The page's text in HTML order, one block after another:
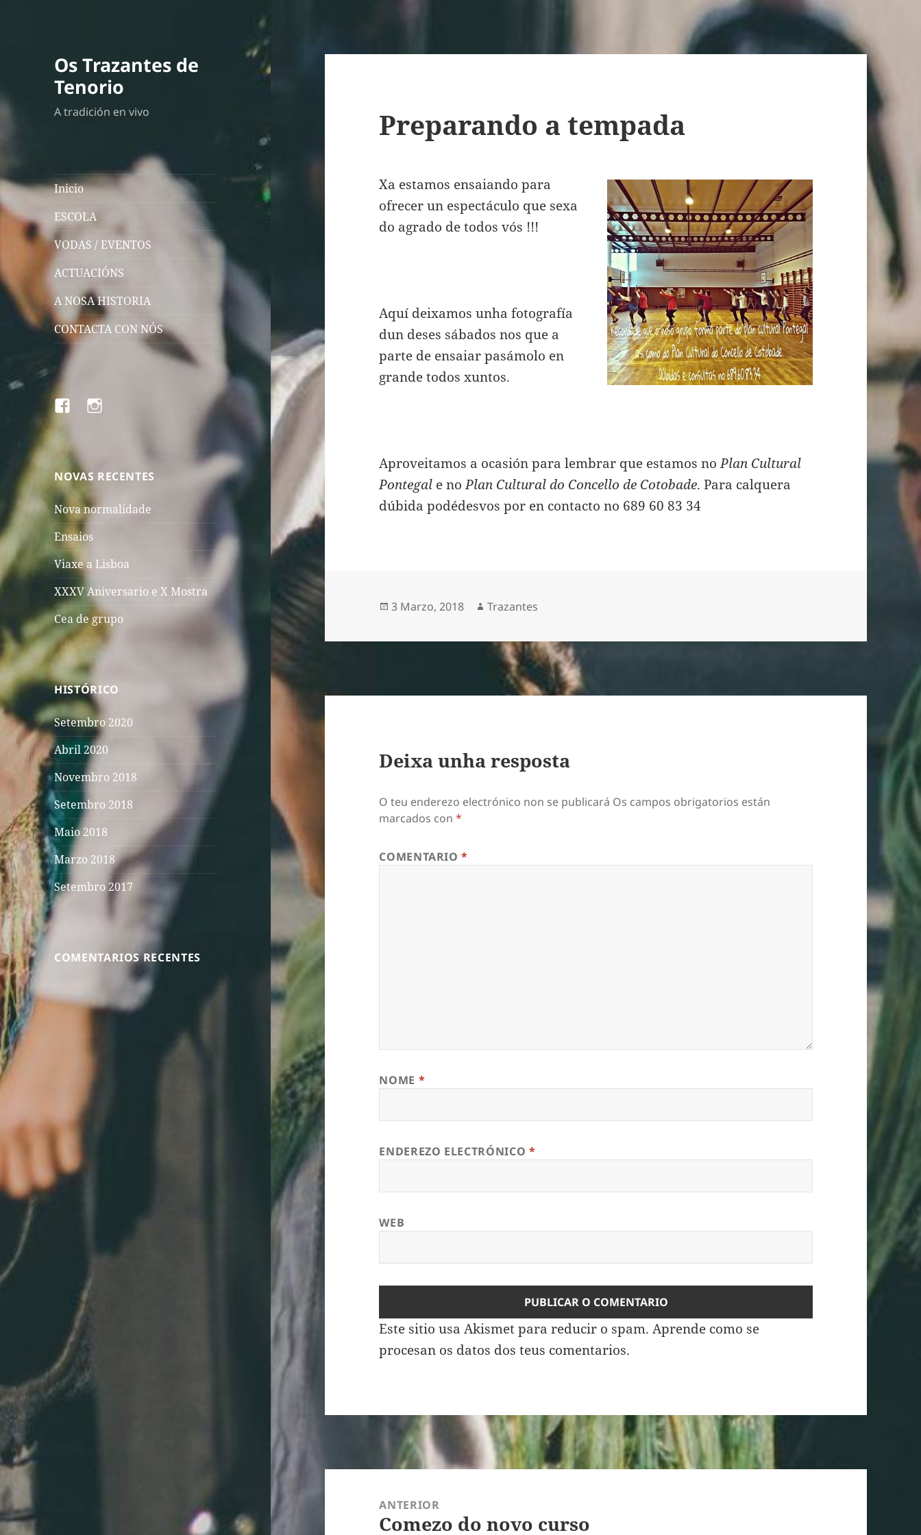
Os Trazantes de
Tenorio
A tradición en vivo
Inicio
ESCOLA
VODAS / EVENTOS
ACTUACIÓNS
A NOSA HISTORIA
CONTACTA CON NÓS
FacebookInstragram
NOVAS RECENTES
Nova normalidade
Ensaios
Viaxe a Lisboa
XXXV Aniversario e X Mostra
Cea de grupo
HISTÓRICO
Setembro 2020
Abril 2020
Novembro 2018
Setembro 2018
Maio 2018
Marzo 2018
Setembro 2017
COMENTARIOS RECENTES
Preparando a tempada
Xa estamos ensaiando para
ofrecer un espectáculo que sexa
do agrado de todos vós !!!
Aquí deixamos unha fotografía
dun deses sábados nos que a
parte de ensaiar pasámolo en
grande todos xuntos.
Aproveitamos a ocasión para lembrar que estamos noPlan Cultural
Pontegal e noPlan Cultural do Concello de Cotobade. Para calquera
dúbida podédesvos por en contacto no 689 60 83 34
Publicado
3 Marzo, 2018 Autor
Trazantes
Deixa unha resposta
O teu enderezo electrónico non se publicará Os campos obrigatorios están
marcados con*
COMENTARIO*
NOME *
ENDEREZO ELECTRÓNICO *
WEB
ALTERNATIVE:
Este sitio usa Akismet para reducir o spam.Aprende como se
procesan os datos dos teus comentarios.
entradas
ANTERIOR
Artigo
Comezo do novo curso